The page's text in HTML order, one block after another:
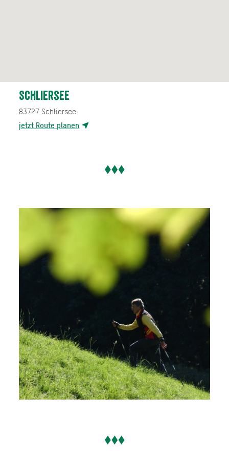
Schliersee
83727 Schliersee
jetzt Route planen